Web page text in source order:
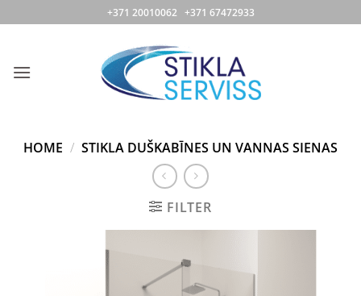
to
+371 20010062 +371 67472933
HOME / STIKLA DUŠKABĪNES UN VANNAS SIENAS
FILTER